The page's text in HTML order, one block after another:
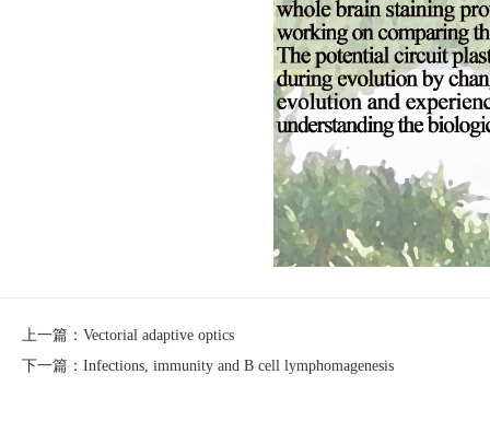
上一篇：Vectorial adaptive optics
下一篇：Infections, immunity and B cell lymphomagenesis